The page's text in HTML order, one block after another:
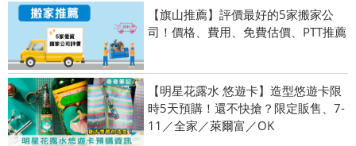
【旗山推薦】評價最好的5家搬家公
司！價格、費用、免費估價、PTT推薦
【明星花露水 悠遊卡】造型悠遊卡限
時5天預購！還不快搶？限定販售、7-
11／全家／萊爾富／OK